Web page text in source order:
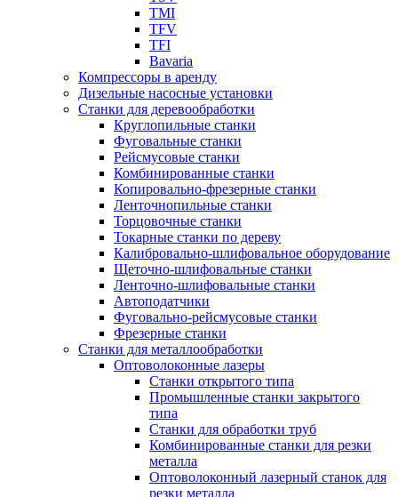
TMI
TFV
TFI
Bavaria
Компрессоры в аренду
Дизельные насосные установки
Станки для деревообработки
Круглопильные станки
Фуговальные станки
Рейсмусовые станки
Комбинированные станки
Копировально-фрезерные станки
Ленточнопильные станки
Торцовочные станки
Токарные станки по дереву
Калибровально-шлифовальное оборудование
Щеточно-шлифовальные станки
Ленточно-шлифовальные станки
Автоподатчики
Фуговально-рейсмусовые станки
Фрезерные станки
Станки для металлообработки
Оптоволоконные лазеры
Станки открытого типа
Промышленные станки закрытого
типа
Станки для обработки труб
Комбинированные станки для резки
металла
Оптоволоконный лазерный станок для
резки металла